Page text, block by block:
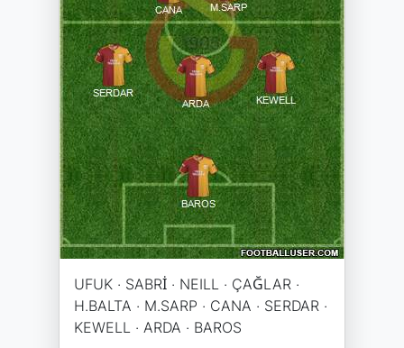
UFUK · SABRİ · NEILL · ÇAĞLAR ·
H.BALTA · M.SARP · CANA · SERDAR ·
KEWELL · ARDA · BAROS